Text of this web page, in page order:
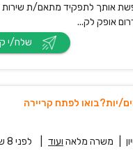
אותך לתפקיד מתאם/ת שירות
אופק לק...
יות?בואו לפתח קריירה
משרה מלאה ועוד לפני 8 שעות